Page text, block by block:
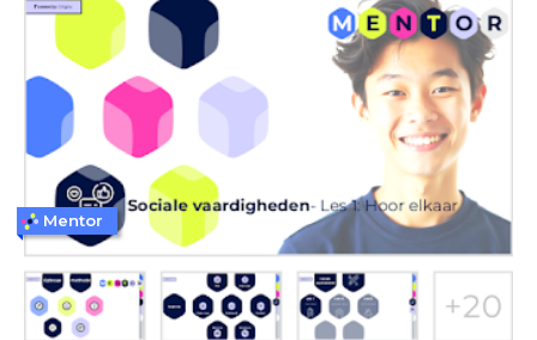
Mentor